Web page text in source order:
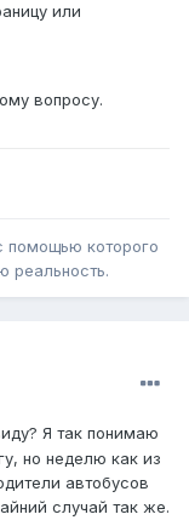
или
вопросу.
помощью которого
реальность.
Я так понимаю
но неделю как из
автобусов
случай так же.